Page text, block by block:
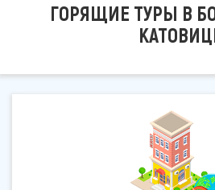
ГОРЯЩИЕ ТУРЫ В